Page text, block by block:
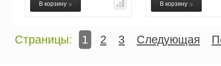
В корзину В корзину
Страницы: 1 2 3 Следующая